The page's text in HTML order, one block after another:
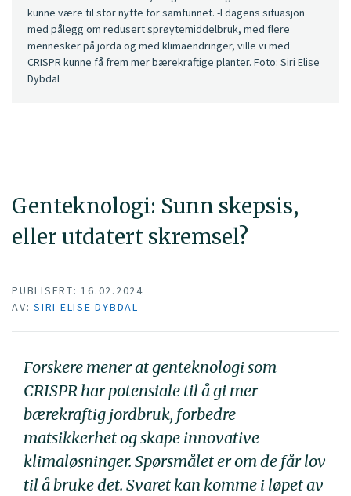
Genteknologi: Sunn skepsis,
eller utdatert skremsel?
kunne være til stor nytte for samfunnet. -I dagens situasjon
med pålegg om redusert sprøytemiddelbruk, med flere
mennesker på jorda og med klimaendringer, ville vi med
CRISPR kunne få frem mer bærekraftige planter. Foto: Siri Elise
Dybdal
PUBLISERT: 16.02.2024
AV: SIRI ELISE DYBDAL
Forskere mener at genteknologi som
CRISPR har potensiale til å gi mer
bærekraftig jordbruk, forbedre
matsikkerhet og skape innovative
klimaløsninger. Spørsmålet er om de får lov
til å bruke det. Svaret kan komme i løpet av